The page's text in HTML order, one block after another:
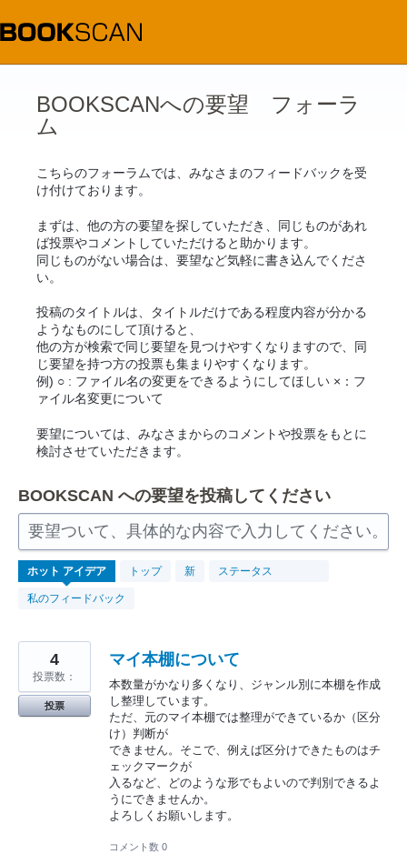
コ
ン
テ
BOOKSCANへの要望 フォーラ
ム
こちらのフォーラムでは、みなさまのフィードバックを受
け付けております。
まずは、他の方の要望を探していただき、同じものがあれ
ば投票やコメントしていただけると助かります。
同じものがない場合は、要望など気軽に書き込んでくださ
い。
投稿のタイトルは、タイトルだけである程度内容が分かる
ようなものにして頂けると、
他の方が検索で同じ要望を見つけやすくなりますので、同
じ要望を持つ方の投票も集まりやすくなります。
例) ○ : ファイル名の変更をできるようにしてほしい ×：フ
ァイル名変更について
要望については、みなさまからのコメントや投票をもとに
検討させていただきます。
BOOKSCAN への要望を投稿してください
要望ついて、具体的な内容で入力してください。
ホット アイデア トップ 新 ステータス
私のフィードバック
265
見
つ
か
結
マイ本棚について
本数量がかなり多くなり、ジャンル別に本棚を作成
し整理しています。
ただ、元のマイ本棚では整理ができているか（区分
け）判断が
できません。そこで、例えば区分けできたものはチ
ェックマークが
入るなど、どのような形でもよいので判別できるよ
うにできませんか。
よろしくお願いします。
4
投票数：
投票
コメント数 0